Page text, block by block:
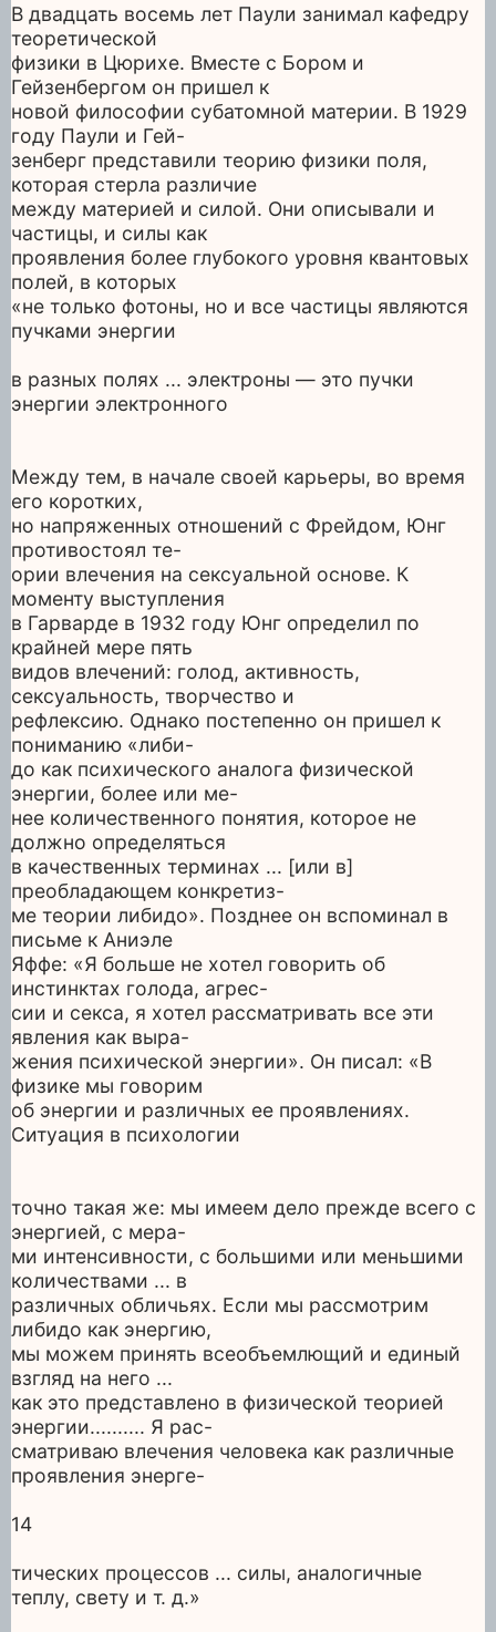
В двадцать восемь лет Паули занимал кафедру
теоретической
физики в Цюрихе. Вместе с Бором и
Гейзенбергом он пришел к
новой философии субатомной материи. В 1929
году Паули и Гей-
зенберг представили теорию физики поля,
которая стерла различие
между материей и силой. Они описывали и
частицы, и силы как
проявления более глубокого уровня квантовых
полей, в которых
«не только фотоны, но и все частицы являются
пучками энергии
в разных полях ... электроны — это пучки
энергии электронного
Между тем, в начале своей карьеры, во время
его коротких,
но напряженных отношений с Фрейдом, Юнг
противостоял те-
ории влечения на сексуальной основе. К
моменту выступления
в Гарварде в 1932 году Юнг определил по
крайней мере пять
видов влечений: голод, активность,
сексуальность, творчество и
рефлексию. Однако постепенно он пришел к
пониманию «либи-
до как психического аналога физической
энергии, более или ме-
нее количественного понятия, которое не
должно определяться
в качественных терминах ... [или в]
преобладающем конкретиз-
ме теории либидо». Позднее он вспоминал в
письме к Аниэле
Яффе: «Я больше не хотел говорить об
инстинктах голода, агрес-
сии и секса, я хотел рассматривать все эти
явления как выра-
жения психической энергии». Он писал: «В
физике мы говорим
об энергии и различных ее проявлениях.
Ситуация в психологии
точно такая же: мы имеем дело прежде всего с
энергией, с мера-
ми интенсивности, с большими или меньшими
количествами ... в
различных обличьях. Если мы рассмотрим
либидо как энергию,
мы можем принять всеобъемлющий и единый
взгляд на него ...
как это представлено в физической теорией
энергии.......... Я рас-
сматриваю влечения человека как различные
проявления энерге-
14
тических процессов ... силы, аналогичные
теплу, свету и т. д.»